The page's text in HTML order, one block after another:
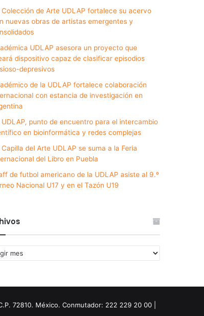
Colección de Arte UDLAP fortalece su acervo
nuevas obras de artistas emergentes y
UDLAP asesora un proyecto que
dispositivo capaz de clasificar episodios
depresivos
de la UDLAP fortalece colaboración
con estancia de investigación en
UDLAP, punto de encuentro para el intercambio
en bioinformática y redes complejas
Capilla del Arte UDLAP se suma a la Feria
del Libro en Puebla
de futbol americano de la UDLAP asiste al 9.º
Nacional U17 y en el Tazón U19
72810. México. Conmutador: 222 229 20 00 |